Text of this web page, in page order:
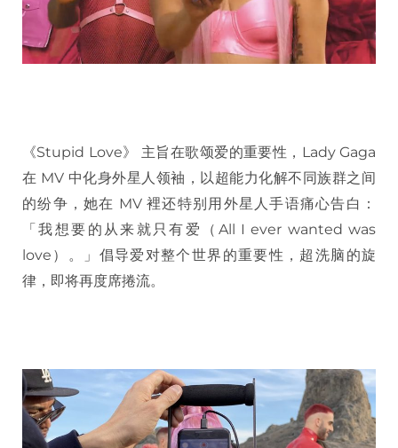
《Stupid Love》 主旨在歌颂爱的重要性，Lady Gaga
在 MV 中化身外星人领袖，以超能力化解不同族群之间
的纷争，她在 MV 裡还特别用外星人手语痛心告白：
「我想要的从来就只有爱（All I ever wanted was
love）。」倡导爱对整个世界的重要性，超洗脑的旋
律，即将再度席捲流。